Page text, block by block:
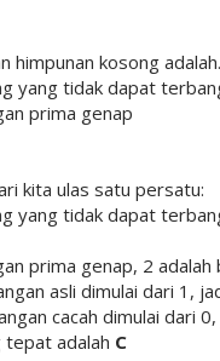
himpunan kosong
yang tidak dapat
prima genap
kita ulas satu persatu:
yang tidak dapat
prima genap, 2 adalah
asli dimulai dari 1,
cacah dimulai dari
tepat adalah C